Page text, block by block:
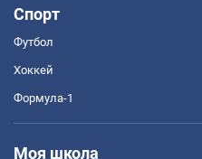
Спорт
Футбол
Хоккей
Формула-1
Моя школа